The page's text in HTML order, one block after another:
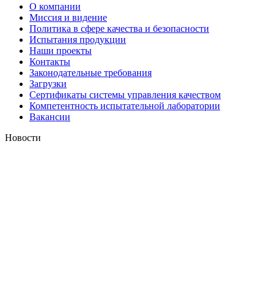
О компании
Миссия и видение
Политика в сфере качества и безопасности
Испытания продукции
Наши проекты
Контакты
Законодательные требования
Загрузки
Сертификаты системы управления качеством
Компетентность испытательной лаборатории
Вакансии
Новости